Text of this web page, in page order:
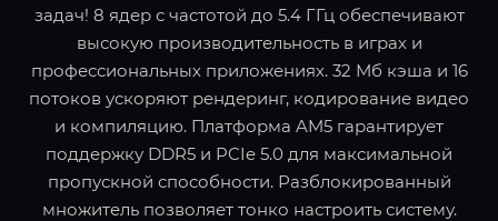
задач! 8 ядер с частотой до 5.4 ГГц обеспечивают
высокую производительность в играх и
профессиональных приложениях. 32 Мб кэша и 16
потоков ускоряют рендеринг, кодирование видео
и компиляцию. Платформа AM5 гарантирует
поддержку DDR5 и PCIe 5.0 для максимальной
пропускной способности. Разблокированный
множитель позволяет тонко настроить систему.